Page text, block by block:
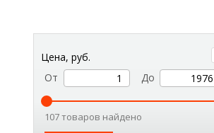
Цена, руб.
От
До
107 товаров найдено